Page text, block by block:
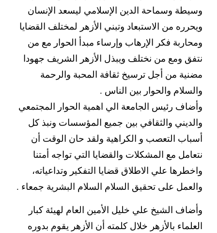
وسيطة وسماحة الدين الإسلامي ليسعد الإنسان
ويحرره من الاستبعاد وتبني الأزهر لمختلف القضايا
ومحاربة فكر الإرهاب وإرساء مبدأ الحوار مع من
نتفق ومع من نختلف ويبذل الأزهر الشريف جهودا
مضنية من أجل ترسيخ ثقافة المحبة والرحمة
والسلام والحوار بين الناس .
وأضاف رئيس الجامعة الي اهمية الحوار المجتمعي
والديني والثقافي بين جميع المؤسسات ونبذ كل
أسباب التعصب و الكراهية ولقد حان الوقت أن
نتعامل مع المشكلات والقضايا التي تواجه أمتنا
واخطرها علي الاطلاق قضايا التفكير وتداعياته،
والعمل على تحقيق السلام السلام البشرية جمعاء .
وأضاف الشيخ علي خليل الأمين العام لهيئة كبار
العلماء بالأزهر خلال كلمته أن الأزهر يقوم بدوره